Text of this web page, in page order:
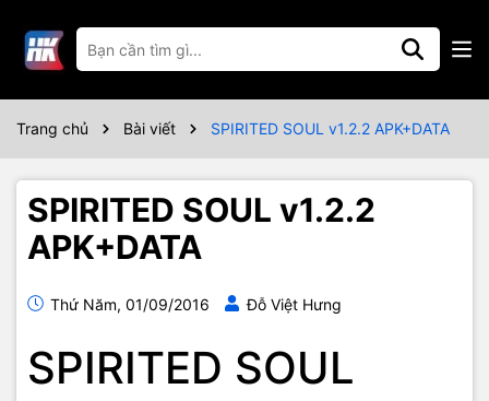
Trang chủ Bài viết SPIRITED SOUL v1.2.2 APK+DATA
SPIRITED SOUL v1.2.2
APK+DATA
Thứ Năm, 01/09/2016 Đỗ Việt Hưng
SPIRITED SOUL